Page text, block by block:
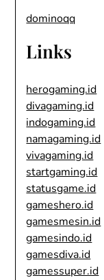
dominoqq
Links
herogaming.id
divagaming.id
indogaming.id
namagaming.id
vivagaming.id
startgaming.id
statusgame.id
gameshero.id
gamesmesin.id
gamesindo.id
gamesdiva.id
gamessuper.id